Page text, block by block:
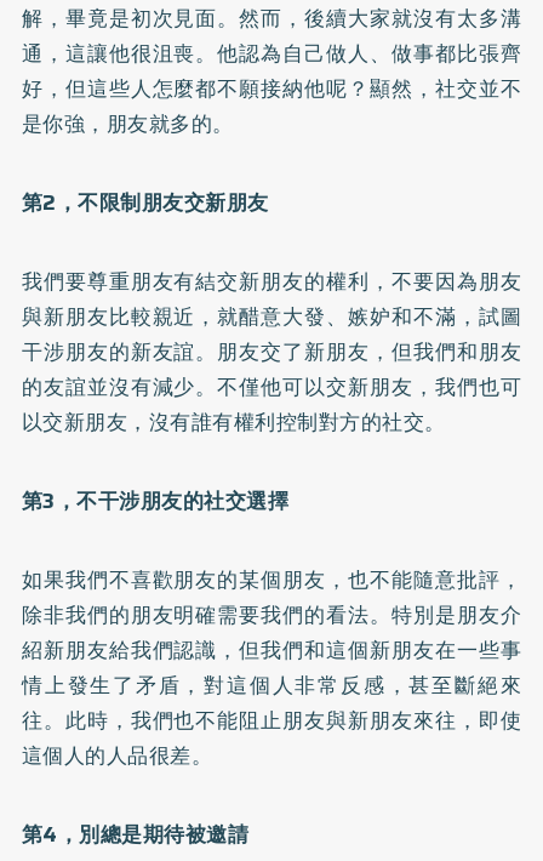
解，畢竟是初次見面。然而，後續大家就沒有太多溝
通，這讓他很沮喪。他認為自己做人、做事都比張齊
好，但這些人怎麼都不願接納他呢？顯然，社交並不
是你強，朋友就多的。
第2，不限制朋友交新朋友
我們要尊重朋友有結交新朋友的權利，不要因為朋友
與新朋友比較親近，就醋意大發、嫉妒和不滿，試圖
干涉朋友的新友誼。朋友交了新朋友，但我們和朋友
的友誼並沒有減少。不僅他可以交新朋友，我們也可
以交新朋友，沒有誰有權利控制對方的社交。
第3，不干涉朋友的社交選擇
如果我們不喜歡朋友的某個朋友，也不能隨意批評，
除非我們的朋友明確需要我們的看法。特別是朋友介
紹新朋友給我們認識，但我們和這個新朋友在一些事
情上發生了矛盾，對這個人非常反感，甚至斷絕來
往。此時，我們也不能阻止朋友與新朋友來往，即使
這個人的人品很差。
第4，別總是期待被邀請